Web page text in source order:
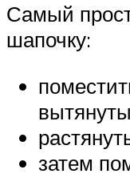
Самый
шапочку:
затем